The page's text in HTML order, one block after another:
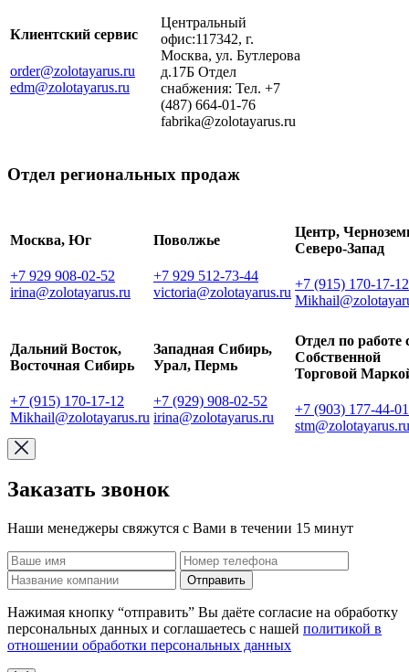
Клиентский сервис
order@zolotayarus.ru
edm@zolotayarus.ru
Центральный
офис:117342, г.
Москва, ул. Бутлерова
д.17Б Отдел
снабжения: Тел. +7
(487) 664-01-76
fabrika@zolotayarus.ru
Отдел региональных продаж
Москва, Юг
+7 929 908-02-52
irina@zolotayarus.ru
Поволжье
+7 929 512-73-44
victoria@zolotayarus.ru
Центр,
Северо-Запад
+7 (915) 170-17-12
Дальний Восток,
Восточная Сибирь
+7 (915) 170-17-12
Mikhail@zolotayarus.ru
Западная Сибирь,
Урал, Пермь
+7 (929) 908-02-52
irina@zolotayarus.ru
Отдел по работе
Собственной
Торговой
+7 (903) 177-44-01
stm@zolotayarus.ru
Заказать звонок
Наши менеджеры свяжутся с Вами в течении 15 минут
Отправить
Нажимая кнопку “отправить” Вы даёте согласие на обработку
персональных данных и соглашаетесь с нашей политикой в
отношении обработки персональных данных